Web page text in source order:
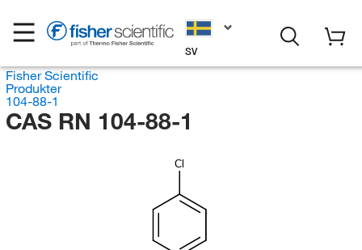
SV
Fisher Scientific
Produkter
104-88-1
CAS RN 104-88-1
Cl